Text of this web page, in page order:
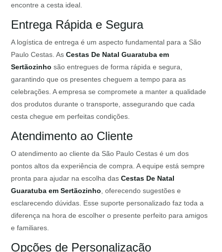
encontre a cesta ideal.
Entrega Rápida e Segura
A logística de entrega é um aspecto fundamental para a São
Paulo Cestas. AsCestas De Natal Guaratuba em
Sertãozinho são entregues de forma rápida e segura,
garantindo que os presentes cheguem a tempo para as
celebrações. A empresa se compromete a manter a qualidade
dos produtos durante o transporte, assegurando que cada
cesta chegue em perfeitas condições.
Atendimento ao Cliente
O atendimento ao cliente da São Paulo Cestas é um dos
pontos altos da experiência de compra. A equipe está sempre
pronta para ajudar na escolha dasCestas De Natal
Guaratuba em Sertãozinho , oferecendo sugestões e
esclarecendo dúvidas. Esse suporte personalizado faz toda a
diferença na hora de escolher o presente perfeito para amigos
e familiares.
Opções de Personalização